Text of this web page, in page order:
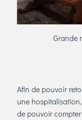
Grande
Afin de pouvoir
une
de pouvoir